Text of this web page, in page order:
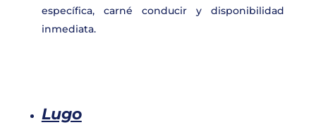
específica, carné conducir y disponibilidad
inmediata.
Lugo